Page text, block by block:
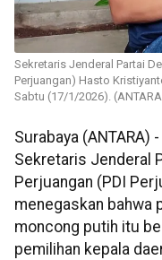
Sekretaris Jenderal Partai
Perjuangan) Hasto
Sabtu (17/1/2026).
Surabaya (ANTARA) -
Sekretaris Jenderal
Perjuangan (PDI
menegaskan bahwa
moncong putih itu
pemilihan kepala